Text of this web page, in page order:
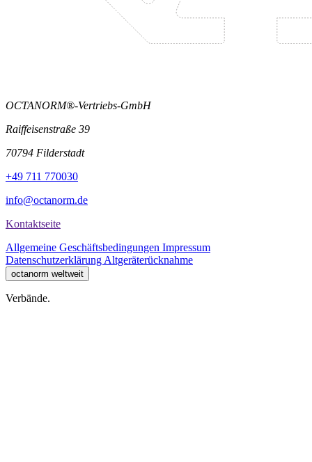
OCTANORM®-Vertriebs-GmbH
Raiffeisenstraße 39
70794 Filderstadt
+49 711 770030
info@octanorm.de
Kontaktseite
Allgemeine Geschäftsbedingungen Impressum
Datenschutzerklärung Altgeräterücknahme
octanorm weltweit
Verbände.